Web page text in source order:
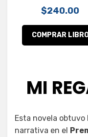
$240.00
MI
Esta novela
narrativa en el